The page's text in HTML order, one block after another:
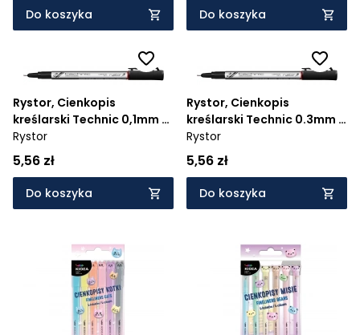
Od najnowszych
Do koszyka Do koszyka
Rystor, Cienkopis
kreślarski Technic 0,1mm -
czerwony
Rystor
5,56 zł
Do koszyka
Rystor, Cienkopis
kreślarski Technic 0.3mm -
czerwony
Rystor
5,56 zł
Do koszyka